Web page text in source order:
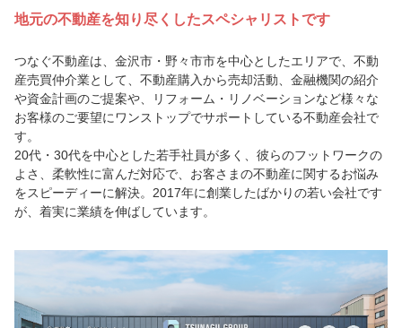
地元の不動産を知り尽くしたスペシャリストです
つなぐ不動産は、金沢市・野々市市を中心としたエリアで、不動
産売買仲介業として、不動産購入から売却活動、金融機関の紹介
や資金計画のご提案や、リフォーム・リノベーションなど様々な
お客様のご要望にワンストップでサポートしている不動産会社で
す。
20代・30代を中心とした若手社員が多く、彼らのフットワークの
よさ、柔軟性に富んだ対応で、お客さまの不動産に関するお悩み
をスピーディーに解決。2017年に創業したばかりの若い会社です
が、着実に業績を伸ばしています。